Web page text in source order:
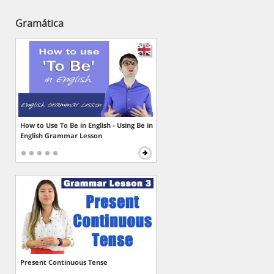
Gramática
How to Use To Be in English - Using Be in
English Grammar Lesson
Present Continuous Tense